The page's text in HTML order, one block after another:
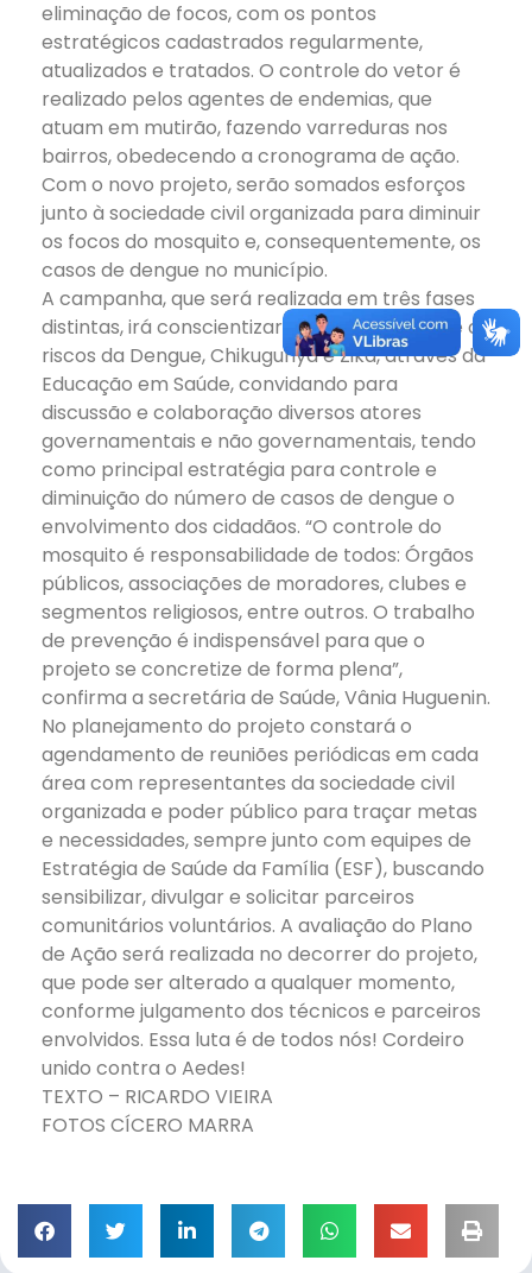
eliminação de focos, com os pontos
estratégicos cadastrados regularmente,
atualizados e tratados. O controle do vetor é
realizado pelos agentes de endemias, que
atuam em mutirão, fazendo varreduras nos
bairros, obedecendo a cronograma de ação.
Com o novo projeto, serão somados esforços
junto à sociedade civil organizada para diminuir
os focos do mosquito e, consequentemente, os
casos de dengue no município.
A campanha, que será realizada em três fases
distintas, irá conscientizar a população sobre os
riscos da Dengue, Chikugunya e Zika, através da
Educação em Saúde, convidando para
discussão e colaboração diversos atores
governamentais e não governamentais, tendo
como principal estratégia para controle e
diminuição do número de casos de dengue o
envolvimento dos cidadãos. “O controle do
mosquito é responsabilidade de todos: Órgãos
públicos, associações de moradores, clubes e
segmentos religiosos, entre outros. O trabalho
de prevenção é indispensável para que o
projeto se concretize de forma plena”,
confirma a secretária de Saúde, Vânia Huguenin.
No planejamento do projeto constará o
agendamento de reuniões periódicas em cada
área com representantes da sociedade civil
organizada e poder público para traçar metas
e necessidades, sempre junto com equipes de
Estratégia de Saúde da Família (ESF), buscando
sensibilizar, divulgar e solicitar parceiros
comunitários voluntários. A avaliação do Plano
de Ação será realizada no decorrer do projeto,
que pode ser alterado a qualquer momento,
conforme julgamento dos técnicos e parceiros
envolvidos. Essa luta é de todos nós! Cordeiro
unido contra o Aedes!
TEXTO – RICARDO VIEIRA
FOTOS CÍCERO MARRA